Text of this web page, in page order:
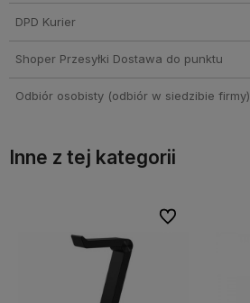
DPD Kurier
Shoper Przesyłki Dostawa do punktu
Odbiór osobisty(odbiór w siedzibie firmy)
Inne z tej kategorii
Do ulubionych
Do ulubionych